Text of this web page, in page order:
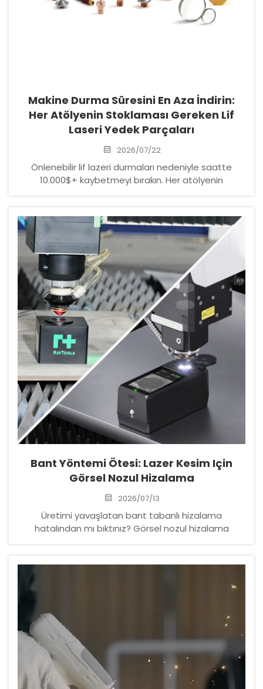
Makine Durma Süresini En Aza İndirin:
Her Atölyenin Stoklaması Gereken Lif
Laseri Yedek Parçaları
2026/07/22
Önlenebilir lif lazeri durmaları nedeniyle saatte
10.000$+ kaybetmeyi bırakın. Her atölyenin
envanter planınızı alın.
Bant Yöntemi Ötesi: Lazer Kesim Için
Görsel Nozul Hizalama
2026/07/13
Üretimi yavaşlatan bant tabanlı hizalama
hatalından mı bıktınız? Görsel nozul hizalama
keşfedin. Gerçek dünyadaki getiri oranını (ROI) şimdi